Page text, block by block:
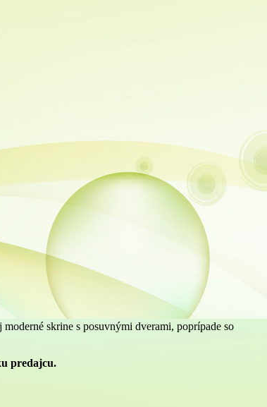
skrine s posuvnými dverami, poprípade so
predajcu.